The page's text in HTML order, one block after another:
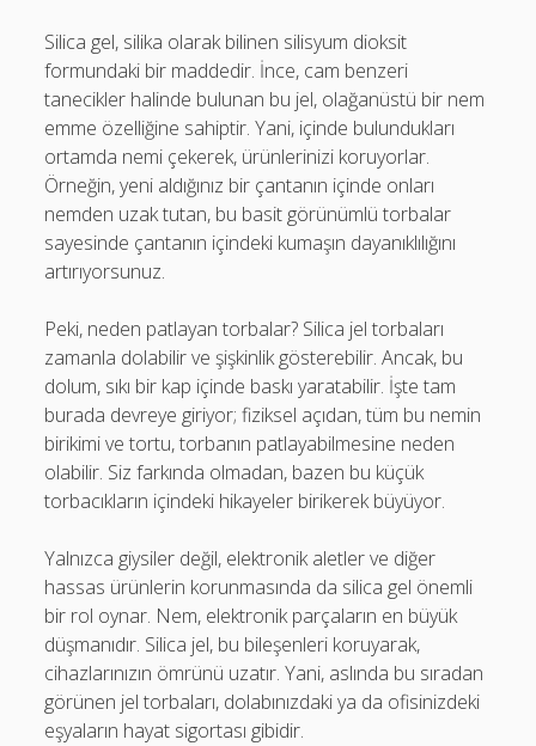
Silica gel, silika olarak bilinen silisyum dioksit
formundaki bir maddedir. İnce, cam benzeri
tanecikler halinde bulunan bu jel, olağanüstü bir nem
emme özelliğine sahiptir. Yani, içinde bulundukları
ortamda nemi çekerek, ürünlerinizi koruyorlar.
Örneğin, yeni aldığınız bir çantanın içinde onları
nemden uzak tutan, bu basit görünümlü torbalar
sayesinde çantanın içindeki kumaşın dayanıklılığını
artırıyorsunuz.
Peki, neden patlayan torbalar? Silica jel torbaları
zamanla dolabilir ve şişkinlik gösterebilir. Ancak, bu
dolum, sıkı bir kap içinde baskı yaratabilir. İşte tam
burada devreye giriyor; fiziksel açıdan, tüm bu nemin
birikimi ve tortu, torbanın patlayabilmesine neden
olabilir. Siz farkında olmadan, bazen bu küçük
torbacıkların içindeki hikayeler birikerek büyüyor.
Yalnızca giysiler değil, elektronik aletler ve diğer
hassas ürünlerin korunmasında da silica gel önemli
bir rol oynar. Nem, elektronik parçaların en büyük
düşmanıdır. Silica jel, bu bileşenleri koruyarak,
cihazlarınızın ömrünü uzatır. Yani, aslında bu sıradan
görünen jel torbaları, dolabınızdaki ya da ofisinizdeki
eşyaların hayat sigortası gibidir.